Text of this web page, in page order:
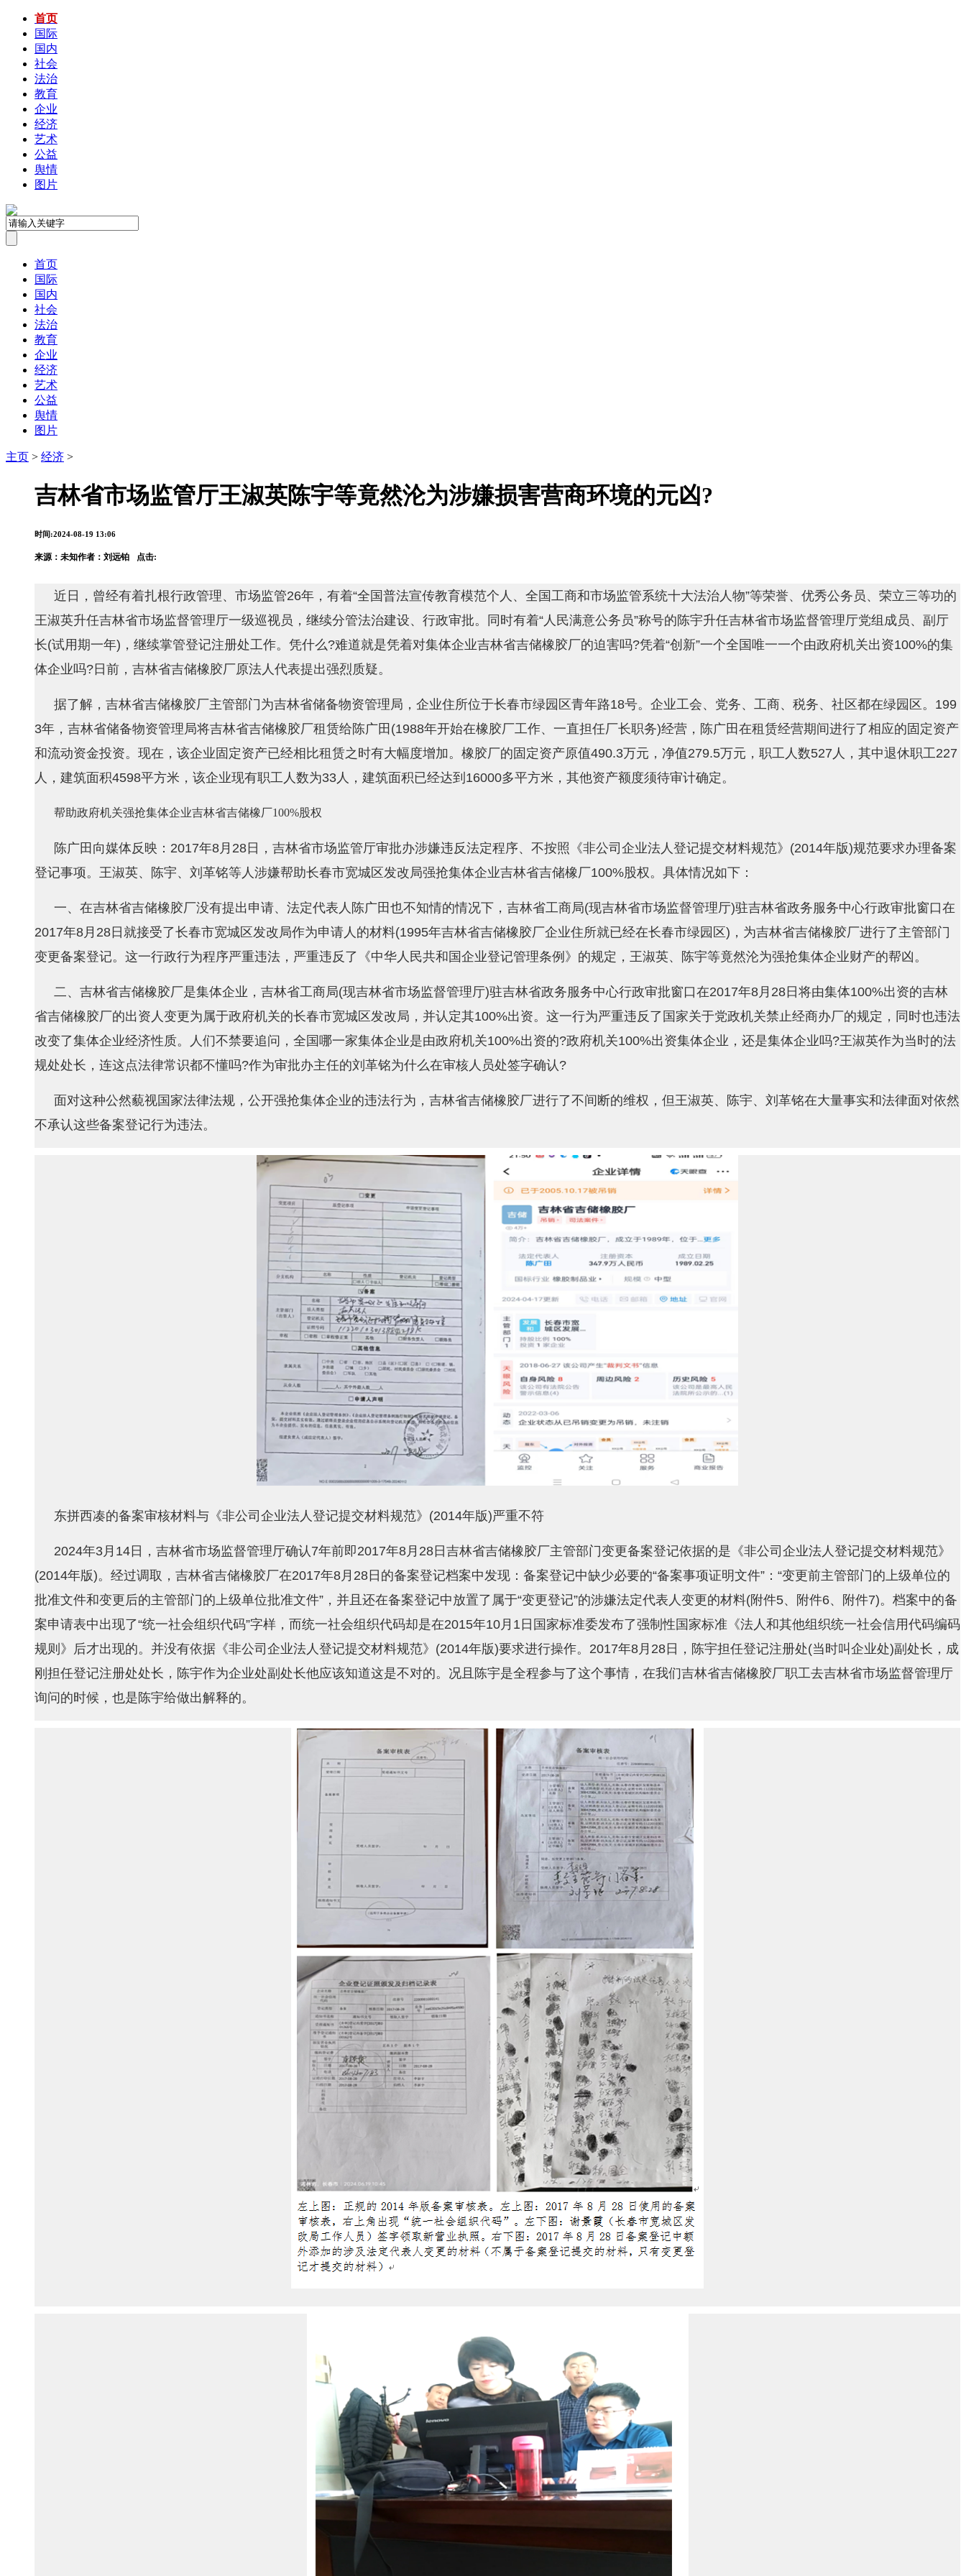
首页
国际
国内
社会
法治
教育
企业
经济
艺术
公益
舆情
图片
首页
国际
国内
社会
法治
教育
企业
经济
艺术
公益
舆情
图片
主页 > 经济 >
吉林省市场监管厅王淑英陈宇等竟然沦为涉嫌损害营商环境的元凶?
时间:2024-08-19 13:06
来源： 未知作者：刘远铂 点击:
近日，曾经有着扎根行政管理、市场监管26年，有着“全国普法宣传教育模范个人、全国工商和市场监管系统十大法治人物”等荣誉、优秀公务员、荣立三等功的
王淑英升任吉林省市场监督管理厅一级巡视员，继续分管法治建设、行政审批。同时有着“人民满意公务员”称号的陈宇升任吉林省市场监督管理厅党组成员、副厅
长(试用期一年)，继续掌管登记注册处工作。凭什么?难道就是凭着对集体企业吉林省吉储橡胶厂的迫害吗?凭着“创新”一个全国唯一一个由政府机关出资100%的集
体企业吗?日前，吉林省吉储橡胶厂原法人代表提出强烈质疑。
据了解，吉林省吉储橡胶厂主管部门为吉林省储备物资管理局，企业住所位于长春市绿园区青年路18号。企业工会、党务、工商、税务、社区都在绿园区。199
3年，吉林省储备物资管理局将吉林省吉储橡胶厂租赁给陈广田(1988年开始在橡胶厂工作、一直担任厂长职务)经营，陈广田在租赁经营期间进行了相应的固定资产
和流动资金投资。现在，该企业固定资产已经相比租赁之时有大幅度增加。橡胶厂的固定资产原值490.3万元，净值279.5万元，职工人数527人，其中退休职工227
人，建筑面积4598平方米，该企业现有职工人数为33人，建筑面积已经达到16000多平方米，其他资产额度须待审计确定。
帮助政府机关强抢集体企业吉林省吉储橡厂100%股权
陈广田向媒体反映：2017年8月28日，吉林省市场监管厅审批办涉嫌违反法定程序、不按照《非公司企业法人登记提交材料规范》(2014年版)规范要求办理备案
登记事项。王淑英、陈宇、刘革铭等人涉嫌帮助长春市宽城区发改局强抢集体企业吉林省吉储橡厂100%股权。具体情况如下：
一、在吉林省吉储橡胶厂没有提出申请、法定代表人陈广田也不知情的情况下，吉林省工商局(现吉林省市场监督管理厅)驻吉林省政务服务中心行政审批窗口在
2017年8月28日就接受了长春市宽城区发改局作为申请人的材料(1995年吉林省吉储橡胶厂企业住所就已经在长春市绿园区)，为吉林省吉储橡胶厂进行了主管部门
变更备案登记。这一行政行为程序严重违法，严重违反了《中华人民共和国企业登记管理条例》的规定，王淑英、陈宇等竟然沦为强抢集体企业财产的帮凶。
二、吉林省吉储橡胶厂是集体企业，吉林省工商局(现吉林省市场监督管理厅)驻吉林省政务服务中心行政审批窗口在2017年8月28日将由集体100%出资的吉林
省吉储橡胶厂的出资人变更为属于政府机关的长春市宽城区发改局，并认定其100%出资。这一行为严重违反了国家关于党政机关禁止经商办厂的规定，同时也违法
改变了集体企业经济性质。人们不禁要追问，全国哪一家集体企业是由政府机关100%出资的?政府机关100%出资集体企业，还是集体企业吗?王淑英作为当时的法
规处处长，连这点法律常识都不懂吗?作为审批办主任的刘革铭为什么在审核人员处签字确认?
面对这种公然藐视国家法律法规，公开强抢集体企业的违法行为，吉林省吉储橡胶厂进行了不间断的维权，但王淑英、陈宇、刘革铭在大量事实和法律面对依然
不承认这些备案登记行为违法。
东拼西凑的备案审核材料与《非公司企业法人登记提交材料规范》(2014年版)严重不符
2024年3月14日，吉林省市场监督管理厅确认7年前即2017年8月28日吉林省吉储橡胶厂主管部门变更备案登记依据的是《非公司企业法人登记提交材料规范》
(2014年版)。经过调取，吉林省吉储橡胶厂在2017年8月28日的备案登记档案中发现：备案登记中缺少必要的“备案事项证明文件”：“变更前主管部门的上级单位的
批准文件和变更后的主管部门的上级单位批准文件”，并且还在备案登记中放置了属于“变更登记”的涉嫌法定代表人变更的材料(附件5、附件6、附件7)。档案中的备
案申请表中出现了“统一社会组织代码”字样，而统一社会组织代码却是在2015年10月1日国家标准委发布了强制性国家标准《法人和其他组织统一社会信用代码编码
规则》后才出现的。并没有依据《非公司企业法人登记提交材料规范》(2014年版)要求进行操作。2017年8月28日，陈宇担任登记注册处(当时叫企业处)副处长，成
刚担任登记注册处处长，陈宇作为企业处副处长他应该知道这是不对的。况且陈宇是全程参与了这个事情，在我们吉林省吉储橡胶厂职工去吉林省市场监督管理厅
询问的时候，也是陈宇给做出解释的。